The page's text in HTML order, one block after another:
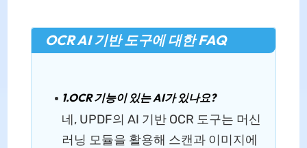
OCR AI 기반 도구에 대한 FAQ
1.OCR 기능이 있는 AI가 있나요?
네, UPDF의 AI 기반 OCR 도구는 머신
러닝 모듈을 활용해 스캔과 이미지에